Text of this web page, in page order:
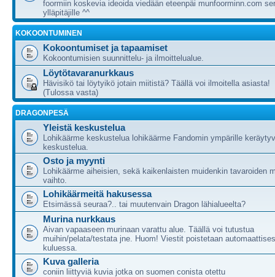
foormiin koskevia ideoida viedään eteenpäi munfoorminn.com
ylläpitäjille ^^
KOKOONTUMINEN
Kokoontumiset ja tapaamiset
Kokoontumisien suunnittelu- ja ilmoittelualue.
Löytötavaranurkkaus
Hävisikö tai löytyikö jotain miitistä? Täällä voi ilmoitella asiasta!
(Tulossa vasta)
DRAGONPESÄ
Yleistä keskustelua
Lohikäärme keskustelua lohikäärme Fandomin ympärille
keskustelua.
Osto ja myynti
Lohikäärme aiheisien, sekä kaikenlaisten muidenkin tavaroiden
vaihto.
Lohikäärmeitä hakusessa
Etsimässä seuraa?.. tai muutenvain Dragon lähialueelta?
Murina nurkkaus
Aivan vapaaseen murinaan varattu alue. Täällä voi tutustua
muihin/pelata/testata jne. Huom! Viestit poistetaan
kuluessa.
Kuva galleria
coniin liittyviä kuvia jotka on suomen conista otettu